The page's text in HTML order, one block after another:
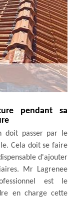
pendant sa
doit passer par le
Cela doit se faire
d'ajouter
Mr Lagrenee
est le
en charge cette